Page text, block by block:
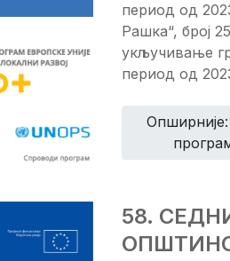
период од
Рашка“, број
укључивање
период од
58.